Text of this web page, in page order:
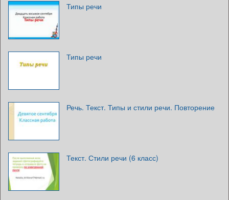
Типы речи
Типы речи
Речь. Текст. Типы и стили речи. Повторение
Текст. Стили речи (6 класс)